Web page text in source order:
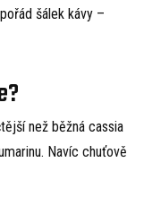
šálek kávy –
než běžná cassia
Navíc chuťově